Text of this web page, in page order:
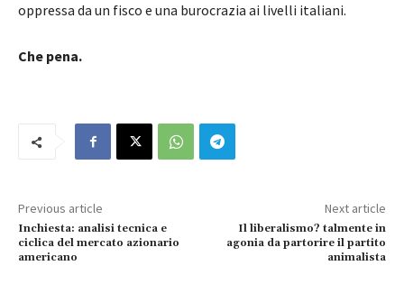
oppressa da un fisco e una burocrazia ai livelli italiani.
Che pena.
Previous article
Inchiesta: analisi tecnica e
ciclica del mercato azionario
americano
Next article
Il liberalismo? talmente in
agonia da partorire il partito
animalista